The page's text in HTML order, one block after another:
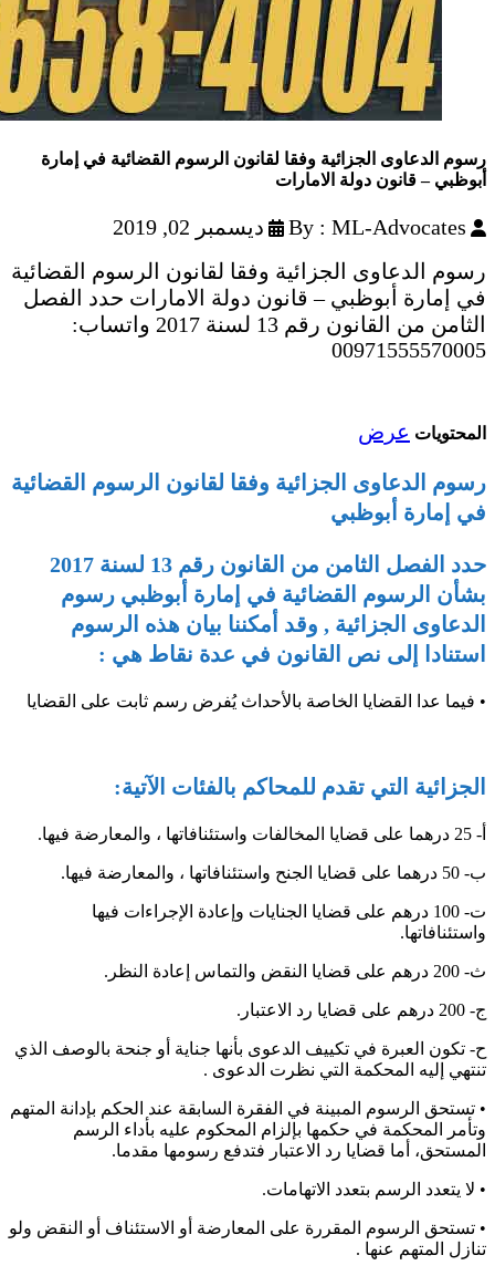
رسوم الدعاوى الجزائية وفقا لقانون الرسوم القضائية في إمارة
أبوظبي – قانون دولة الامارات
By : ML-Advocates
ديسمبر 02, 2019
رسوم الدعاوى الجزائية وفقا لقانون الرسوم القضائية
في إمارة أبوظبي – قانون دولة الامارات حدد الفصل
الثامن من القانون رقم 13 لسنة 2017 واتساب:
00971555570005
المحتويات عرض
رسوم الدعاوى الجزائية وفقا لقانون الرسوم القضائية
في إمارة أبوظبي
حدد الفصل الثامن من القانون رقم 13 لسنة 2017
بشأن الرسوم القضائية في إمارة أبوظبي رسوم
الدعاوى الجزائية , وقد أمكننا بيان هذه الرسوم
استنادا إلى نص القانون في عدة نقاط هي :
• فيما عدا القضايا الخاصة بالأحداث يُفرض رسم ثابت على القضايا
الجزائية التي تقدم للمحاكم بالفئات الآتية:
أ‌- 25 درهما على قضايا المخالفات واستئنافاتها ، والمعارضة فيها.
ب‌- 50 درهما على قضايا الجنح واستئنافاتها ، والمعارضة فيها.
ت‌- 100 درهم على قضايا الجنايات وإعادة الإجراءات فيها
واستئنافاتها.
ث‌- 200 درهم على قضايا النقض والتماس إعادة النظر.
ج‌- 200 درهم على قضايا رد الاعتبار.
ح‌- تكون العبرة في تكييف الدعوى بأنها جناية أو جنحة بالوصف الذي
تنتهي إليه المحكمة التي نظرت الدعوى .
• تستحق الرسوم المبينة في الفقرة السابقة عند الحكم بإدانة المتهم
وتأمر المحكمة في حكمها بإلزام المحكوم عليه بأداء الرسم
المستحق، أما قضايا رد الاعتبار فتدفع رسومها مقدما.
• لا يتعدد الرسم بتعدد الاتهامات.
• تستحق الرسوم المقررة على المعارضة أو الاستئناف أو النقض ولو
تنازل المتهم عنها .